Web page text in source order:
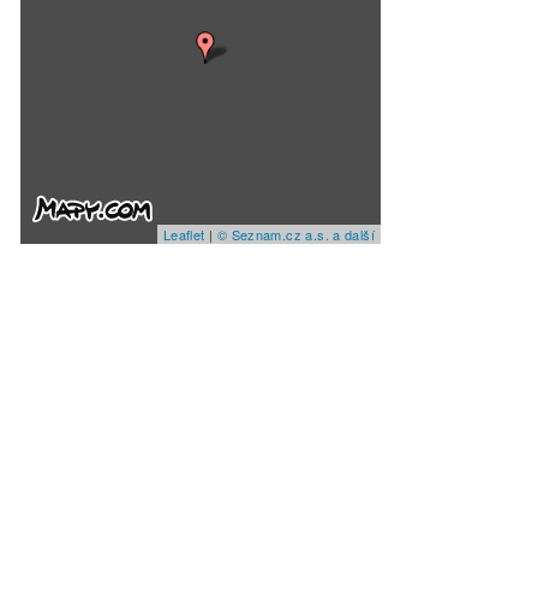
Leaflet | © Seznam.cz a.s. a další